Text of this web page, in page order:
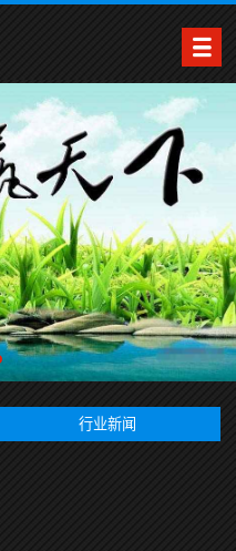
行业新闻